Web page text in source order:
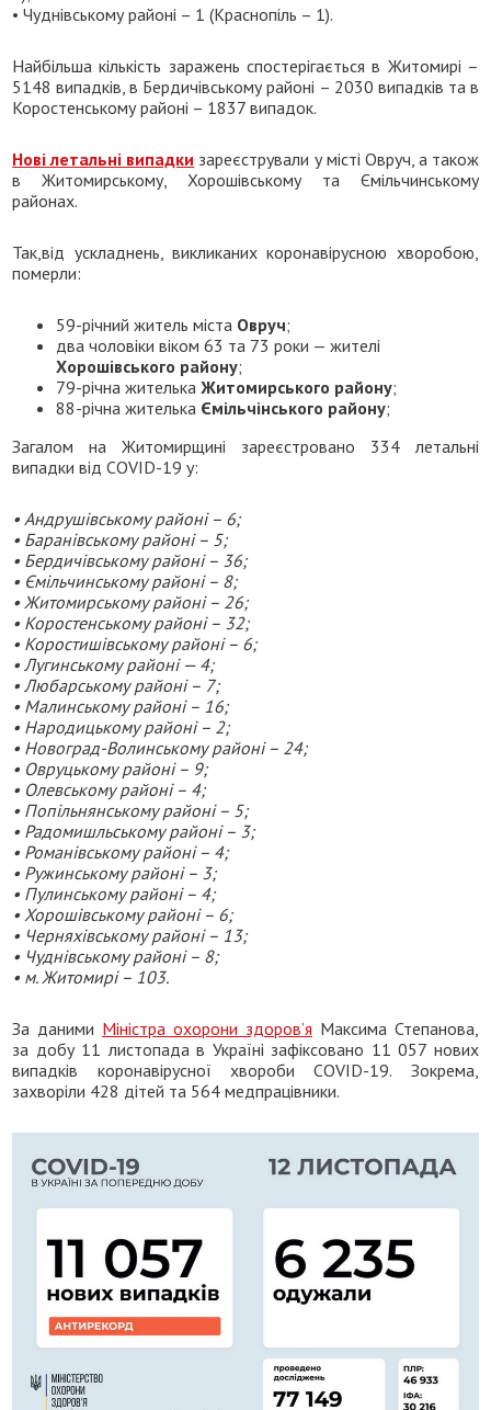
• Чуднівському районі – 1 (Краснопіль – 1).
Найбільша кількість заражень спостерігається в Житомирі –
5148 випадків, в Бердичівському районі – 2030 випадків та в
Коростенському районі – 1837 випадок.
Нові летальні випадки зареєстрували у місті Овруч, а також
в Житомирському, Хорошівському та Ємільчинському
районах.
Так,від ускладнень, викликаних коронавірусною хворобою,
померли:
59-річний житель міста Овруч;
два чоловіки віком 63 та 73 роки — жителі
Хорошівського району;
79-річна жителькаЖитомирського району;
88-річна жителька Ємільчінського району;
Загалом на Житомирщині зареєстровано 334 летальні
випадки від COVID-19 у:
• Андрушівському районі – 6;
• Баранівському районі – 5;
• Бердичівському районі – 36;
• Ємільчинському районі – 8;
• Житомирському районі – 26;
• Коростенському районі – 32;
• Коростишівському районі – 6;
• Лугинському районі — 4;
• Любарському районі – 7;
• Малинському районі – 16;
• Народицькому районі – 2;
• Новоград-Волинському районі – 24;
• Овруцькому районі – 9;
• Олевському районі – 4;
• Попільнянському районі – 5;
• Радомишльському районі – 3;
• Романівському районі – 4;
• Ружинському районі – 3;
• Пулинському районі – 4;
• Хорошівському районі – 6;
• Черняхівському районі – 13;
• Чуднівському районі – 8;
• м. Житомирі – 103.
За даними Міністра охорони здоров’я Максима Степанова,
за добу 11 листопада в Україні зафіксовано 11 057 нових
випадків коронавірусної хвороби COVID-19. Зокрема,
захворіли 428 дітей та 564 медпрацівники.